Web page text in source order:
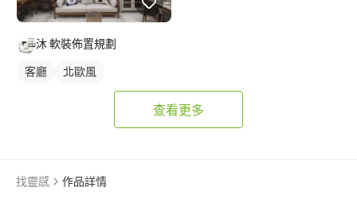
沐 軟裝佈置規劃
客廳 北歐風
查看更多
找靈感 作品詳情